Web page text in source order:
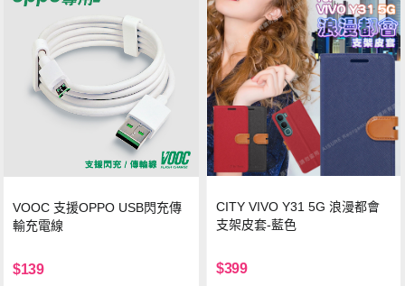
VOOC 支援OPPO USB閃充傳
輸充電線
$139
CITY VIVO Y31 5G 浪漫都會
支架皮套-藍色
$399